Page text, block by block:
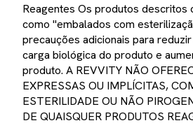
Reagentes Os produtos
como "embalados com
precauções adicionais para
carga biológica do produto e
produto. A REVVITY NÃO
EXPRESSAS OU IMPLÍCITAS,
ESTERILIDADE OU NÃO
DE QUAISQUER PRODUTOS